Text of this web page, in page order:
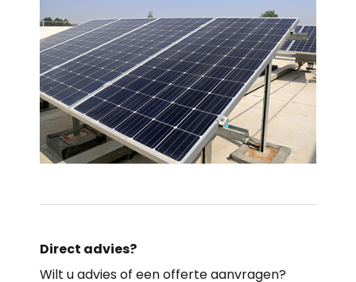
Direct advies?
Wilt u advies of een offerte aanvragen?